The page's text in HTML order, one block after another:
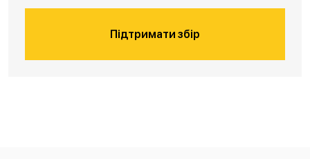
Підтримати збір